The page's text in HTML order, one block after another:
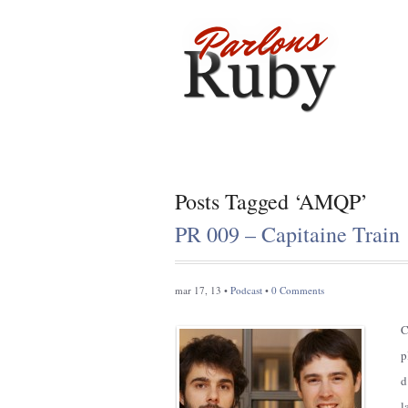
Posts Tagged ‘AMQP’
PR 009 – Capitaine Train
mar 17, 13 • Podcast • 0 Comments